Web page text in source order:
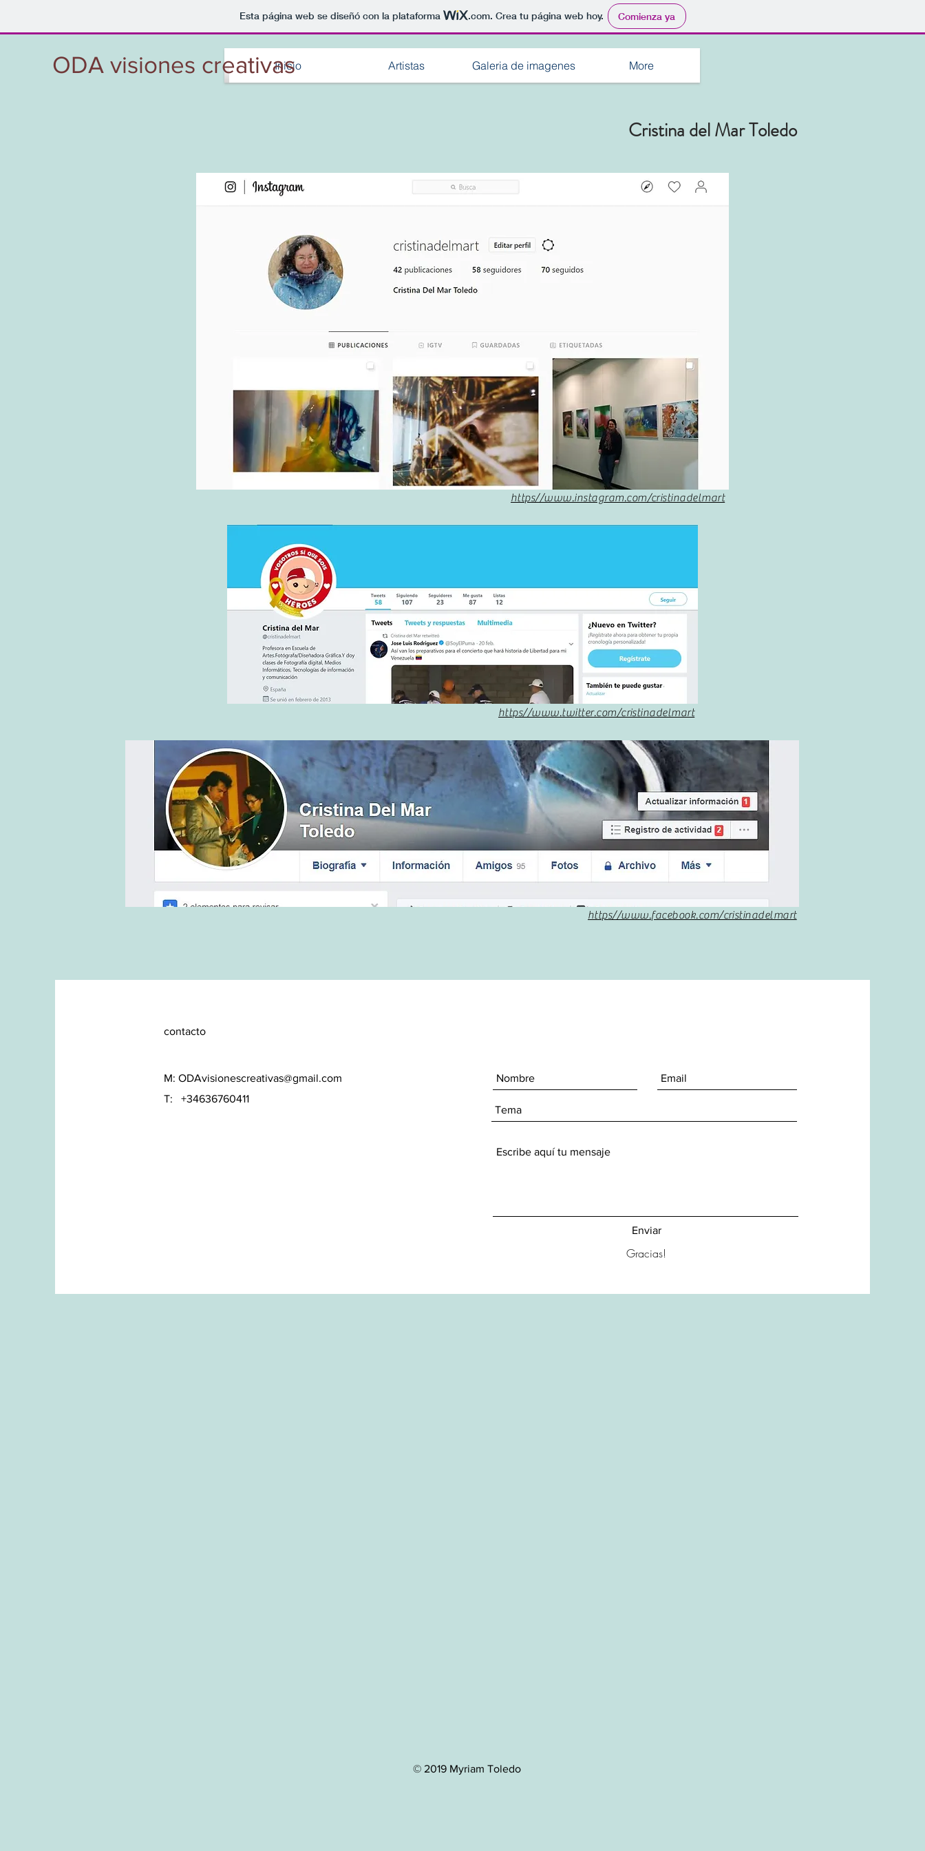
Esta página web se diseñó con la plataforma .com. Crea tu página web hoy. Comienza ya
ODA visiones creativas
Cristina del Mar Toledo
https//www.instagram.com/cristinadelmart
https//www.twitter.com/cristinadelmart
https//www.facebook.com/cristinadelmart
Inicio Artistas Galeria de imagenes More
M: ODAvisionescreativas@gmail.com
T: +34636760411
contacto
Enviar
Gracias!
© 2019 Myriam Toledo